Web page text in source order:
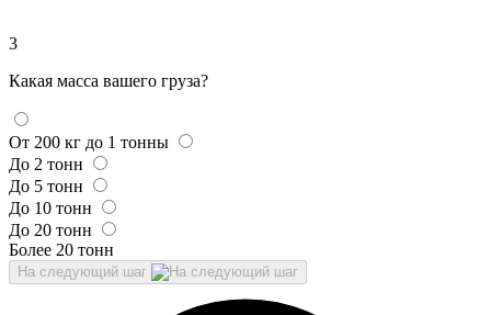
3
Какая масса вашего груза?
От 200 кг до 1 тонны
До 2 тонн
До 5 тонн
До 10 тонн
До 20 тонн
Более 20 тонн
На следующий шаг